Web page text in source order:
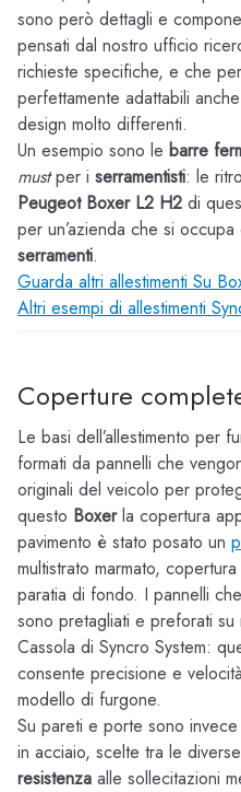
sono però dettagli e
pensati dal nostro ufficio
richieste specifiche, e che
perfettamente adattabili
design molto differenti.
Un esempio sono le barre
mustper i serramentisti: le
Peugeot Boxer L2 H2 di
per un’azienda che si occupa
serramenti.
Guarda altri allestimenti Su
Altri esempi di allestimenti
Coperture
Le basi dell’allestimento per
formati da pannelli che
originali del veicolo per
questo Boxerla copertura
pavimento è stato posato un
multistrato marmato,
paratia di fondo. I pannelli
sono pretagliati e preforati su
Cassola di Syncro System:
consente precisione e
modello di furgone.
Su pareti e porte sono
in acciaio, scelte tra le
resistenza alle sollecitazioni